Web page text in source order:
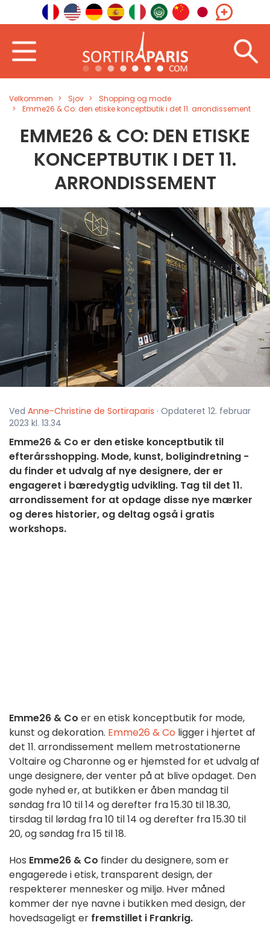
Velkommen Sjov
Shopping og mode
Emme26 & Co: den etiske konceptbutik i det 11. arrondissement
EMME26 & CO: DEN ETISKE
KONCEPTBUTIK I DET 11.
ARRONDISSEMENT
Ved Anne-Christine de Sortiraparis · Opdateret 12. februar
2023 kl. 13.34
Emme26 & Co er den etiske konceptbutik til
efterårsshopping. Mode, kunst, boligindretning -
du finder et udvalg af nye designere, der er
engageret i bæredygtig udvikling. Tag til det 11.
arrondissement for at opdage disse nye mærker
og deres historier, og deltag også i gratis
workshops.
Emme26 & Co er en etisk konceptbutik for mode,
kunst og dekoration. Emme26 & Co ligger i hjertet af
det 11. arrondissement mellem metrostationerne
Voltaire og Charonne og er hjemsted for et udvalg af
unge designere, der venter på at blive opdaget. Den
gode nyhed er, at butikken er åben mandag til
søndag fra 10 til 14 og derefter fra 15.30 til 18.30,
tirsdag til lørdag fra 10 til 14 og derefter fra 15.30 til
20, og søndag fra 15 til 18.
Hos Emme26 & Co finder du designere, som er
engagerede i etisk, transparent design, der
respekterer mennesker og miljø. Hver måned
kommer der nye navne i butikken med design, der
hovedsageligt er fremstillet i Frankrig.